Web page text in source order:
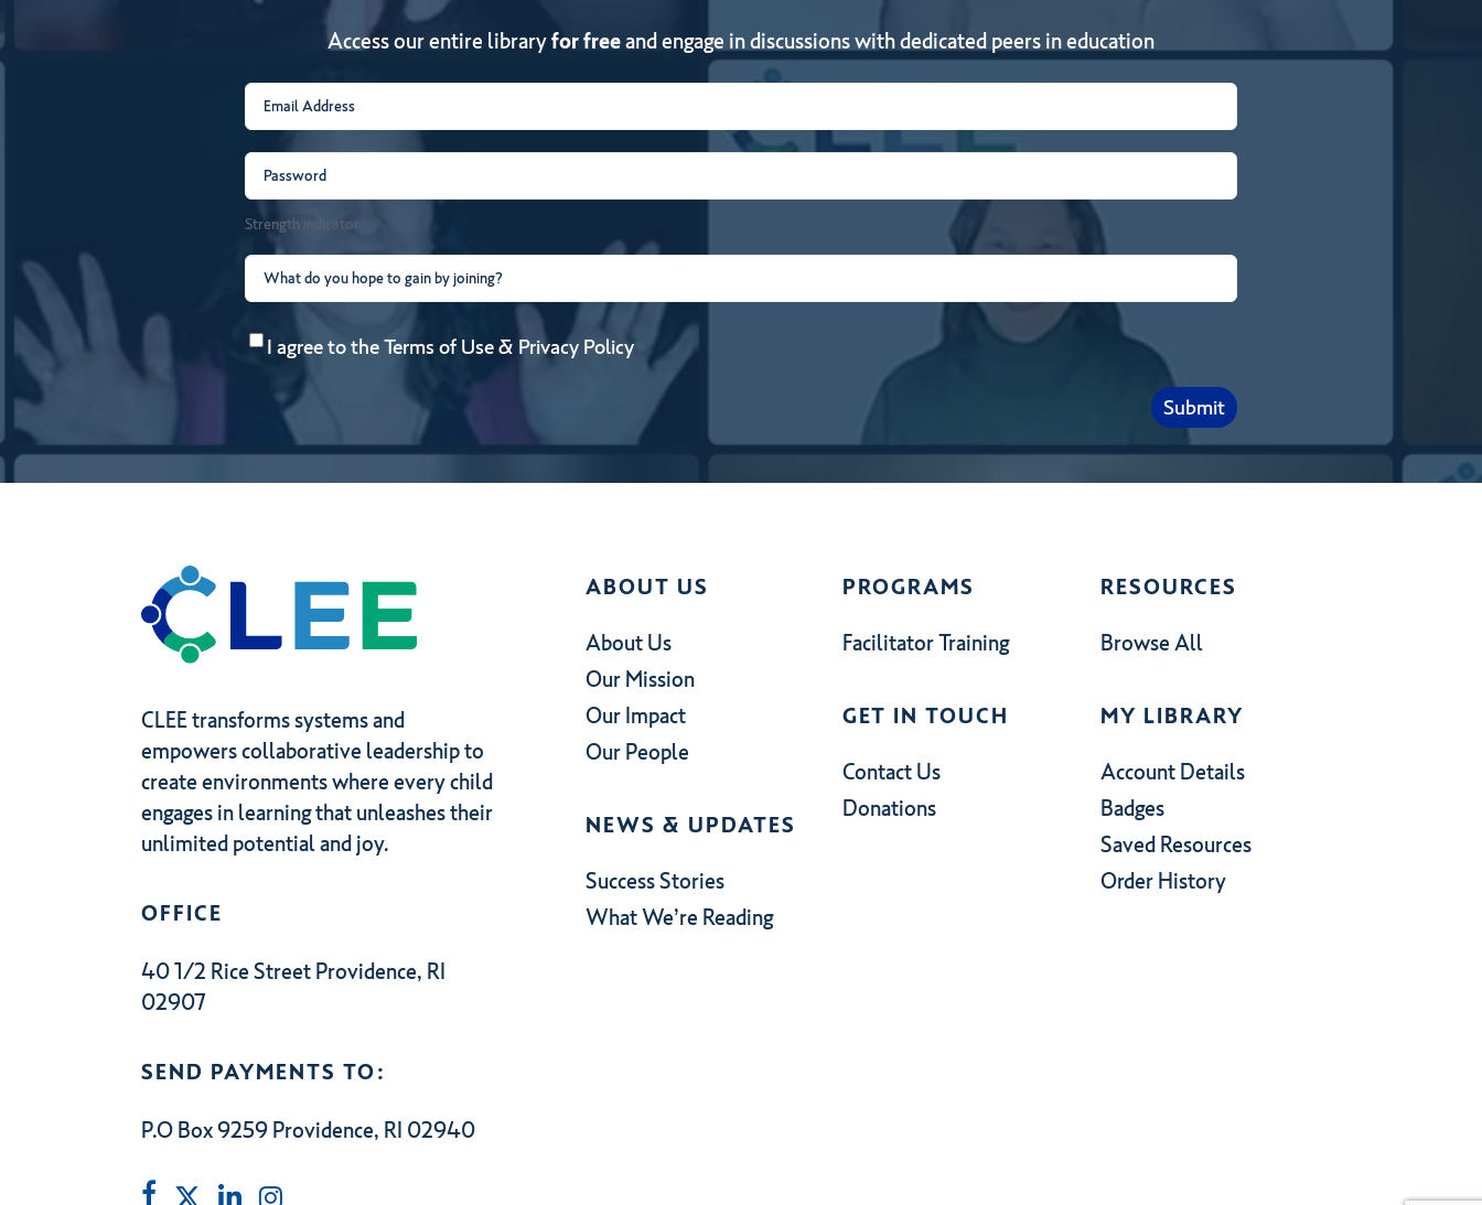
Access our entire libraryfor freeand engage in discussions with dedicated peers in education
Email(Required)
Password
Strength indicator
What
do
you
gain
by
Consent(Required)
I agree to theTerms of Use& Privacy Policy
CLEE transforms systems and
empowers collaborative leadership to
create environments where every child
engages in learning that unleashes their
unlimited potential and joy.
OFFICE
40 1/2 Rice Street Providence, RI
02907
SEND PAYMENTS TO:
P.O Box 9259 Providence, RI 02940
ABOUT US
About Us
Our Mission
Our Impact
Our People
NEWS & UPDATES
Success Stories
What We’re Reading
PROGRAMS
Facilitator Training
GET IN TOUCH
Contact Us
Donations
RESOURCES
Browse All
MY LIBRARY
Account Details
Badges
Saved Resources
Order History